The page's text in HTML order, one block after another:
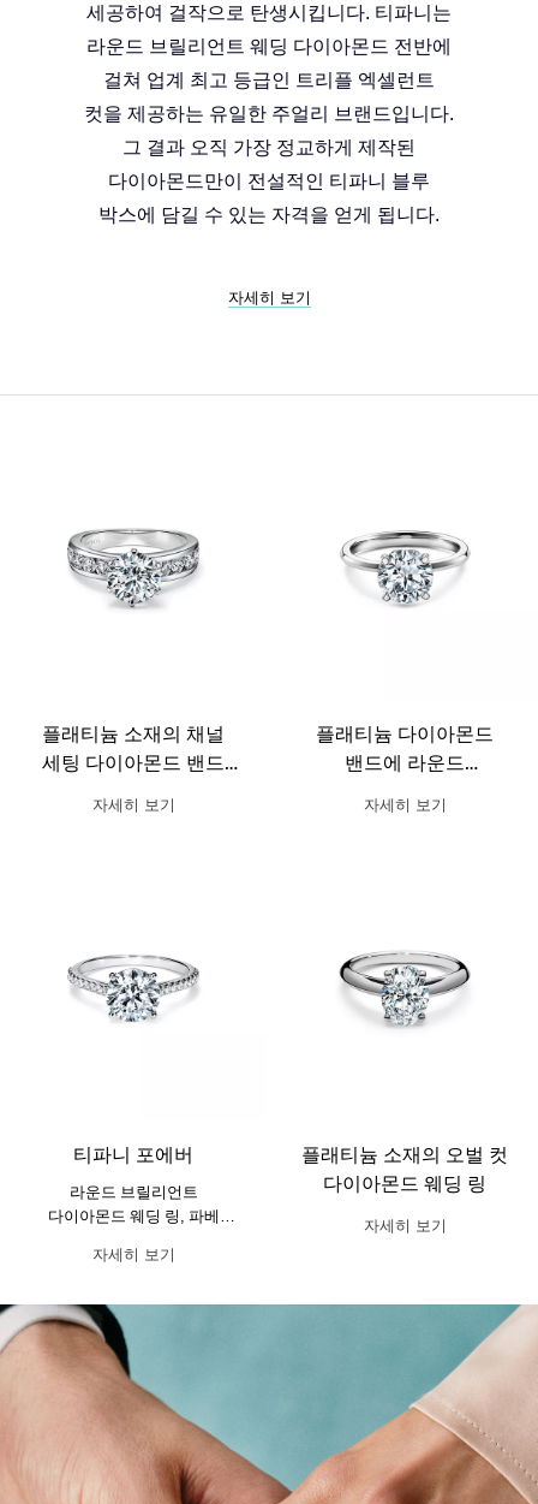
세공하여 걸작으로 탄생시킵니다. 티파니는
라운드 브릴리언트 웨딩 다이아몬드 전반에
걸쳐 업계 최고 등급인 트리플 엑셀런트
컷을 제공하는 유일한 주얼리 브랜드입니다.
그 결과 오직 가장 정교하게 제작된
다이아몬드만이 전설적인 티파니 블루
박스에 담길 수 있는 자격을 얻게 됩니다.
자세히 보기
플래티늄 소재의 채널
세팅 다이아몬드 밴드
티파니™ 세팅 웨딩 링
자세히 보기
플래티늄 다이아몬드
밴드에 라운드
브릴리언트
다이아몬드가 세팅된
자세히 보기
티파니 포에버
라운드 브릴리언트
다이아몬드 웨딩 링, 파베
자세히 보기
플래티늄 소재의 오벌 컷
다이아몬드 웨딩 링
자세히 보기